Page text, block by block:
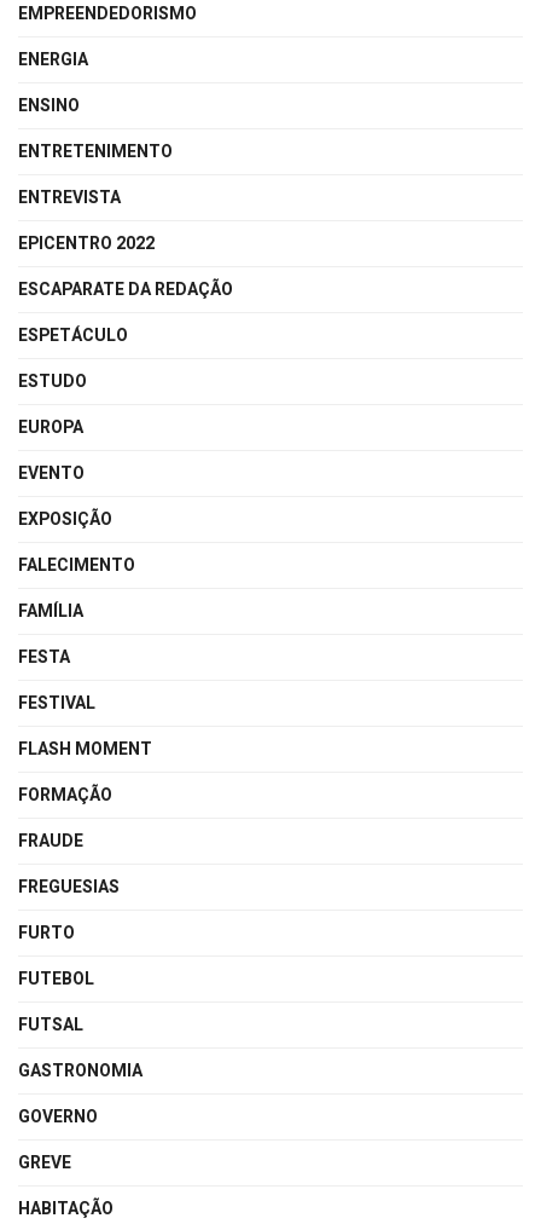
EMPREENDEDORISMO
ENERGIA
ENSINO
ENTRETENIMENTO
ENTREVISTA
EPICENTRO 2022
ESCAPARATE DA REDAÇÃO
ESPETÁCULO
ESTUDO
EUROPA
EVENTO
EXPOSIÇÃO
FALECIMENTO
FAMÍLIA
FESTA
FESTIVAL
FLASH MOMENT
FORMAÇÃO
FRAUDE
FREGUESIAS
FURTO
FUTEBOL
FUTSAL
GASTRONOMIA
GOVERNO
GREVE
HABITAÇÃO